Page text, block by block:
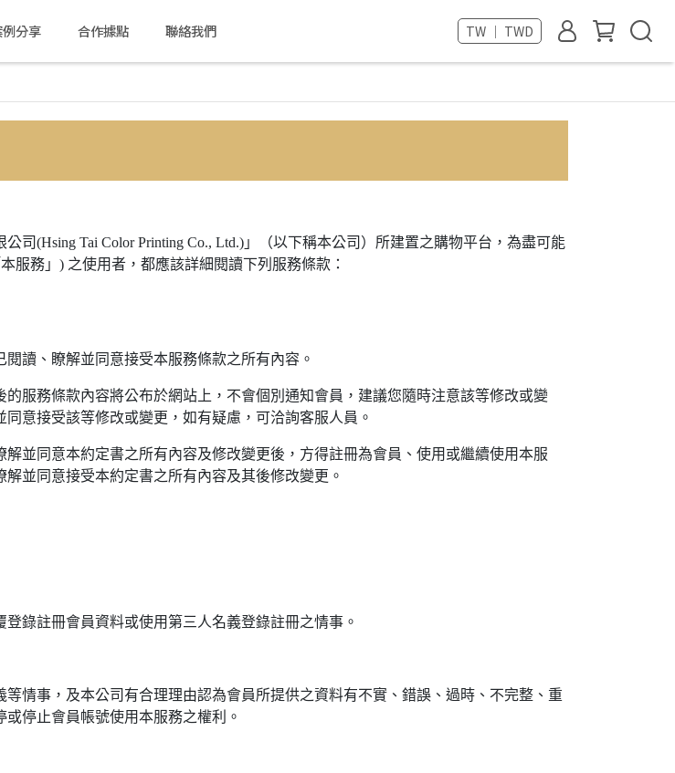
分享 合作據點 聯絡我們 TW ｜ TWD
司(Hsing Tai Color Printing Co., Ltd.)」（以下稱本公司）所建置之購物平台，為盡可能
服務」) 之使用者，都應該詳細閱讀下列服務條款：
讀、瞭解並同意接受本服務條款之所有內容。
服務條款內容將公布於網站上，不會個別通知會員，建議您隨時注意該等修改或變
意接受該等修改或變更，如有疑慮，可洽詢客服人員。
並同意本約定書之所有內容及修改變更後，方得註冊為會員、使用或繼續使用本服
並同意接受本約定書之所有內容及其後修改變更。
錄註冊會員資料或使用第三人名義登錄註冊之情事。
情事，及本公司有合理理由認為會員所提供之資料有不實、錯誤、過時、不完整、重
停止會員帳號使用本服務之權利。